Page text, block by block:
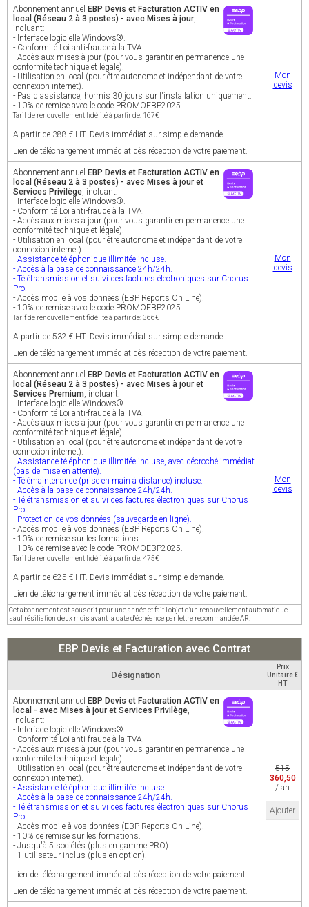
Abonnement annuel EBP Devis et Facturation ACTIV en
local (Réseau 2 à 3 postes) - avec Mises à jour,
incluant:
- Interface logicielle Windows®.
- Conformité Loi anti-fraude à la TVA.
- Accès aux mises à jour (pour vous garantir en permanence une
conformité technique et légale).
- Utilisation en local (pour être autonome et indépendant de votre
connexion internet).
- Pas d'assistance, hormis 30 jours sur l'installation uniquement.
- 10% de remise avec le code PROMOEBP2025.
Tarif de renouvellement fidélité à partir de: 167€
A partir de 388 € HT. Devis immédiat sur simple demande.
Lien de téléchargement immédiat dès réception de votre paiement.
Mon
devis
Abonnement annuel EBP Devis et Facturation ACTIV en
local (Réseau 2 à 3 postes) - avec Mises à jour et
Services Privilège, incluant:
- Interface logicielle Windows®.
- Conformité Loi anti-fraude à la TVA.
- Accès aux mises à jour (pour vous garantir en permanence une
conformité technique et légale).
- Utilisation en local (pour être autonome et indépendant de votre
connexion internet).
- Assistance téléphonique illimitée incluse.
- Accès à la base de connaissance 24h/24h.
- Télétransmission et suivi des factures électroniques sur Chorus
Pro.
- Accès mobile à vos données (EBP Reports On Line).
- 10% de remise avec le code PROMOEBP2025.
Tarif de renouvellement fidélité à partir de: 366€
A partir de 532 € HT. Devis immédiat sur simple demande.
Lien de téléchargement immédiat dès réception de votre paiement.
Mon
devis
Abonnement annuel EBP Devis et Facturation ACTIV en
local (Réseau 2 à 3 postes) - avec Mises à jour et
Services Premium, incluant:
- Interface logicielle Windows®.
- Conformité Loi anti-fraude à la TVA.
- Accès aux mises à jour (pour vous garantir en permanence une
conformité technique et légale).
- Utilisation en local (pour être autonome et indépendant de votre
connexion internet).
- Assistance téléphonique illimitée incluse, avec décroché immédiat
(pas de mise en attente).
- Télémaintenance (prise en main à distance) incluse.
- Accès à la base de connaissance 24h/24h.
- Télétransmission et suivi des factures électroniques sur Chorus
Pro.
- Protection de vos données (sauvegarde en ligne).
- Accès mobile à vos données (EBP Reports On Line).
- 10% de remise sur les formations.
- 10% de remise avec le code PROMOEBP2025.
Tarif de renouvellement fidélité à partir de: 475€
A partir de 625 € HT. Devis immédiat sur simple demande.
Lien de téléchargement immédiat dès réception de votre paiement.
Mon
devis
Cet abonnement est souscrit pour une année et fait l'objet d'un renouvellement automatique
sauf résiliation deux mois avant la date d'échéance par lettre recommandée AR.
EBP Devis et Facturation avec Contrat
Désignation
Prix
Unitaire €
HT
Abonnement annuel EBP Devis et Facturation ACTIV en
local - avec Mises à jour et Services Privilège,
incluant:
- Interface logicielle Windows®.
- Conformité Loi anti-fraude à la TVA.
- Accès aux mises à jour (pour vous garantir en permanence une
conformité technique et légale).
- Utilisation en local (pour être autonome et indépendant de votre
connexion internet).
- Assistance téléphonique illimitée incluse.
- Accès à la base de connaissance 24h/24h.
- Télétransmission et suivi des factures électroniques sur Chorus
Pro.
- Accès mobile à vos données (EBP Reports On Line).
- 10% de remise sur les formations.
- Jusqu'à 5 sociétés (plus en gamme PRO).
- 1 utilisateur inclus (plus en option).
Lien de téléchargement immédiat dès réception de votre paiement.
Lien de téléchargement immédiat dès réception de votre paiement.
515
360,50
/ an
Ajouter